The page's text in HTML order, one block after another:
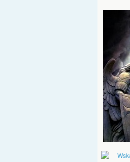
Dajmy
tchnienie.